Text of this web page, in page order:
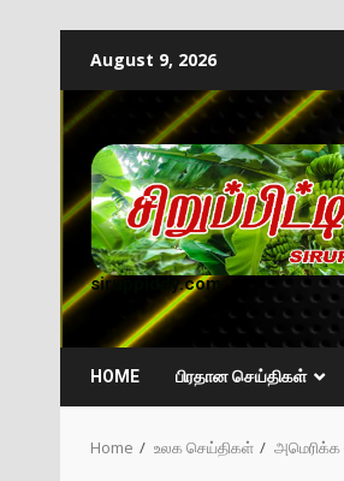
August 9, 2026
siruppiddy.com
HOME பிரதான செய்திகள்
Home உலக செய்திகள் அமெரிக்க